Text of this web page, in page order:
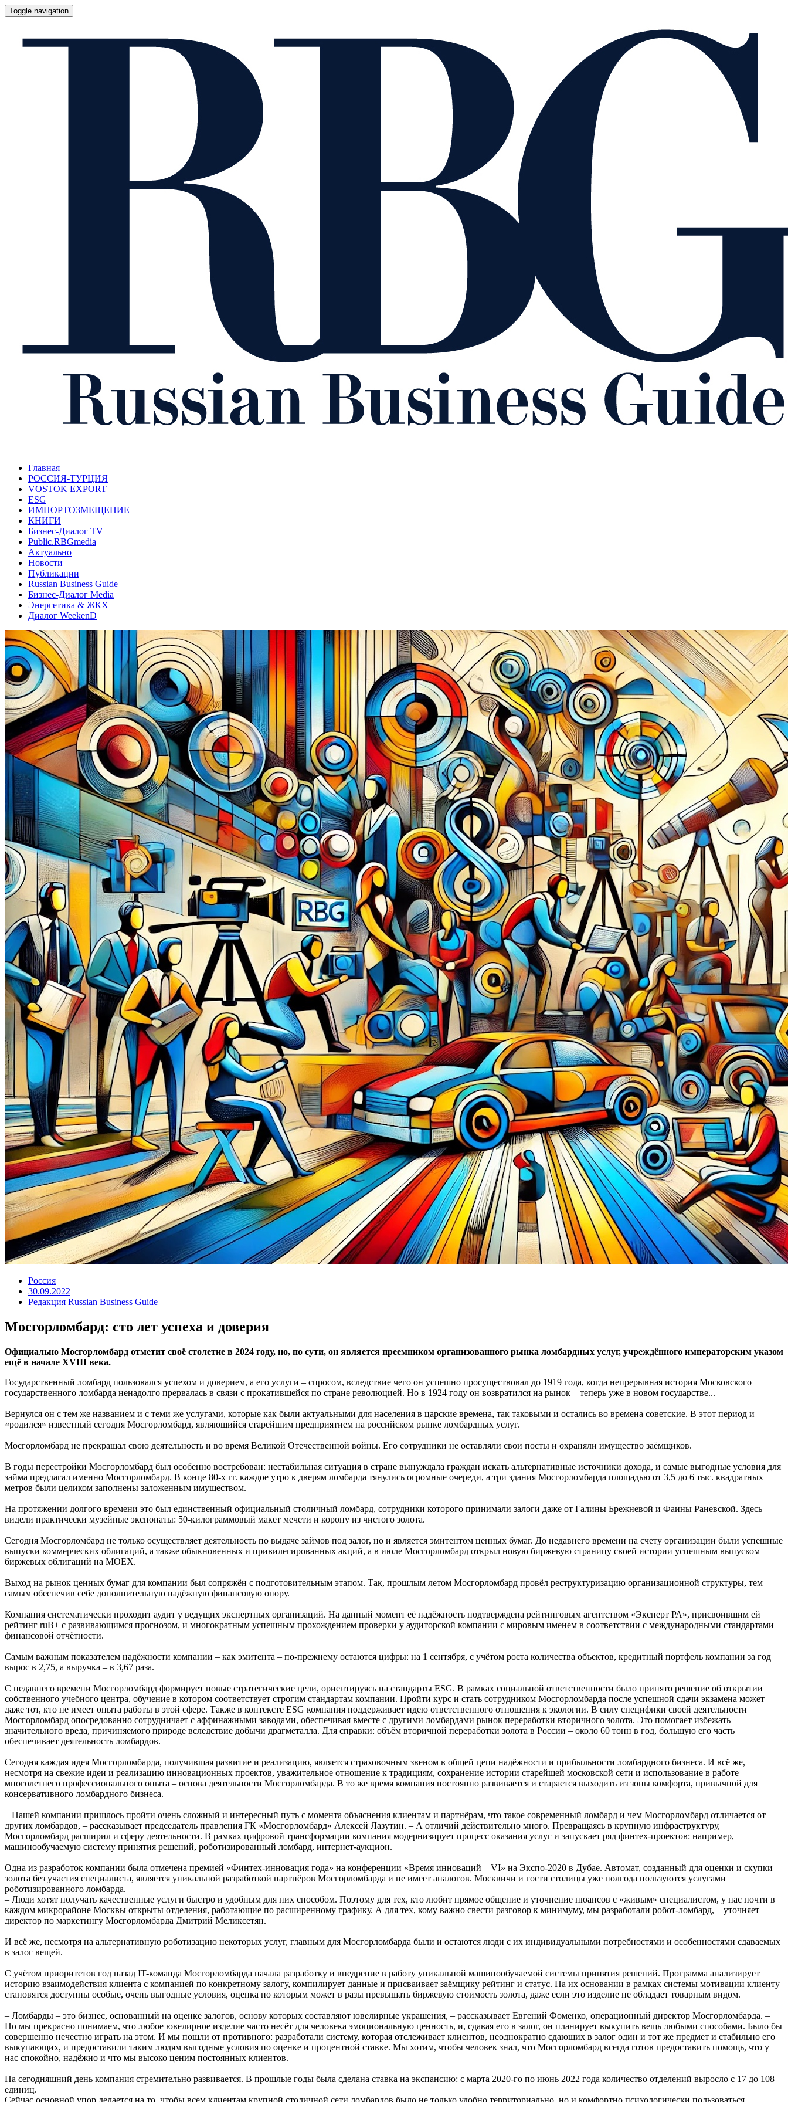
Toggle navigation
Главная
РОССИЯ-ТУРЦИЯ
VOSTOK EXPORT
ESG
ИМПОРТОЗМЕЩЕНИЕ
КНИГИ
Бизнес-Диалог TV
Public.RBGmedia
Актуально
Новости
Публикации
Russian Business Guide
Бизнес-Диалог Media
Энергетика & ЖКХ
Диалог WeekenD
Россия
30.09.2022
Редакция Russian Business Guide
Мосгорломбард: сто лет успеха и доверия
Официально Мосгорломбард отметит своё столетие в 2024 году, но, по сути, он является преемником организованного рынка ломбардных услуг, учреждённого императорским указом
ещё в начале XVIII века.
Государственный ломбард пользовался успехом и доверием, а его услуги – спросом, вследствие чего он успешно просуществовал до 1919 года, когда непрерывная история Московского
государственного ломбарда ненадолго прервалась в связи с прокатившейся по стране революцией. Но в 1924 году он возвратился на рынок – теперь уже в новом государстве...
Вернулся он с тем же названием и с теми же услугами, которые как были актуальными для населения в царские времена, так таковыми и остались во времена советские. В этот период и
«родился» известный сегодня Мосгорломбард, являющийся старейшим предприятием на российском рынке ломбардных услуг.
Мосгорломбард не прекращал свою деятельность и во время Великой Отечественной войны. Его сотрудники не оставляли свои посты и охраняли имущество заёмщиков.
В годы перестройки Мосгорломбард был особенно востребован: нестабильная ситуация в стране вынуждала граждан искать альтернативные источники дохода, и самые выгодные условия для
займа предлагал именно Мосгорломбард. В конце 80-х гг. каждое утро к дверям ломбарда тянулись огромные очереди, а три здания Мосгорломбарда площадью от 3,5 до 6 тыс. квадратных
метров были целиком заполнены заложенным имуществом.
На протяжении долгого времени это был единственный официальный столичный ломбард, сотрудники которого принимали залоги даже от Галины Брежневой и Фаины Раневской. Здесь
видели практически музейные экспонаты: 50-килограммовый макет мечети и корону из чистого золота.
Сегодня Мосгорломбард не только осуществляет деятельность по выдаче займов под залог, но и является эмитентом ценных бумаг. До недавнего времени на счету организации были успешные
выпуски коммерческих облигаций, а также обыкновенных и привилегированных акций, а в июле Мосгорломбард открыл новую биржевую страницу своей истории успешным выпуском
биржевых облигаций на МОЕХ.
Выход на рынок ценных бумаг для компании был сопряжён с подготовительным этапом. Так, прошлым летом Мосгорломбард провёл реструктуризацию организационной структуры, тем
самым обеспечив себе дополнительную надёжную финансовую опору.
Компания систематически проходит аудит у ведущих экспертных организаций. На данный момент её надёжность подтверждена рейтинговым агентством «Эксперт РА», присвоившим ей
рейтинг ruB+ с развивающимся прогнозом, и многократным успешным прохождением проверки у аудиторской компании с мировым именем в соответствии с международными стандартами
финансовой отчётности.
Самым важным показателем надёжности компании – как эмитента – по-прежнему остаются цифры: на 1 сентября, с учётом роста количества объектов, кредитный портфель компании за год
вырос в 2,75, а выручка – в 3,67 раза.
С недавнего времени Мосгорломбард формирует новые стратегические цели, ориентируясь на стандарты ESG. В рамках социальной ответственности было принято решение об открытии
собственного учебного центра, обучение в котором соответствует строгим стандартам компании. Пройти курс и стать сотрудником Мосгорломбарда после успешной сдачи экзамена может
даже тот, кто не имеет опыта работы в этой сфере. Также в контексте ESG компания поддерживает идею ответственного отношения к экологии. В силу специфики своей деятельности
Мосгорломбард опосредованно сотрудничает с аффинажными заводами, обеспечивая вместе с другими ломбардами рынок переработки вторичного золота. Это помогает избежать
значительного вреда, причиняемого природе вследствие добычи драгметалла. Для справки: объём вторичной переработки золота в России – около 60 тонн в год, большую его часть
обеспечивает деятельность ломбардов.
Сегодня каждая идея Мосгорломбарда, получившая развитие и реализацию, является страховочным звеном в общей цепи надёжности и прибыльности ломбардного бизнеса. И всё же,
несмотря на свежие идеи и реализацию инновационных проектов, уважительное отношение к традициям, сохранение истории старейшей московской сети и использование в работе
многолетнего профессионального опыта – основа деятельности Мосгорломбарда. В то же время компания постоянно развивается и старается выходить из зоны комфорта, привычной для
консервативного ломбардного бизнеса.
– Нашей компании пришлось пройти очень сложный и интересный путь с момента объяснения клиентам и партнёрам, что такое современный ломбард и чем Мосгорломбард отличается от
других ломбардов, – рассказывает председатель правления ГК «Мосгорломбард» Алексей Лазутин. – А отличий действительно много. Превращаясь в крупную инфраструктуру,
Мосгорломбард расширил и сферу деятельности. В рамках цифровой трансформации компания модернизирует процесс оказания услуг и запускает ряд финтех-проектов: например,
машинообучаемую систему принятия решений, роботизированный ломбард, интернет-аукцион.
Одна из разработок компании была отмечена премией «Финтех-инновация года» на конференции «Время инноваций – VI» на Экспо-2020 в Дубае. Автомат, созданный для оценки и скупки
золота без участия специалиста, является уникальной разработкой партнёров Мосгорломбарда и не имеет аналогов. Москвичи и гости столицы уже полгода пользуются услугами
роботизированного ломбарда.
– Люди хотят получать качественные услуги быстро и удобным для них способом. Поэтому для тех, кто любит прямое общение и уточнение нюансов с «живым» специалистом, у нас почти в
каждом микрорайоне Москвы открыты отделения, работающие по расширенному графику. А для тех, кому важно свести разговор к минимуму, мы разработали робот-ломбард, – уточняет
директор по маркетингу Мосгорломбарда Дмитрий Меликсетян.
И всё же, несмотря на альтернативную роботизацию некоторых услуг, главным для Мосгорломбарда были и остаются люди с их индивидуальными потребностями и особенностями сдаваемых
в залог вещей.
С учётом приоритетов год назад IT-команда Мосгорломбарда начала разработку и внедрение в работу уникальной машинообучаемой системы принятия решений. Программа анализирует
историю взаимодействия клиента с компанией по конкретному залогу, компилирует данные и присваивает заёмщику рейтинг и статус. На их основании в рамках системы мотивации клиенту
становятся доступны особые, очень выгодные условия, оценка по которым может в разы превышать биржевую стоимость золота, даже если это изделие не обладает товарным видом.
– Ломбарды – это бизнес, основанный на оценке залогов, основу которых составляют ювелирные украшения, – рассказывает Евгений Фоменко, операционный директор Мосгорломбарда. –
Но мы прекрасно понимаем, что любое ювелирное изделие часто несёт для человека эмоциональную ценность, и, сдавая его в залог, он планирует выкупить вещь любыми способами. Было бы
совершенно нечестно играть на этом. И мы пошли от противного: разработали систему, которая отслеживает клиентов, неоднократно сдающих в залог один и тот же предмет и стабильно его
выкупающих, и предоставили таким людям выгодные условия по оценке и процентной ставке. Мы хотим, чтобы человек знал, что Мосгорломбард всегда готов предоставить помощь, что у
нас спокойно, надёжно и что мы высоко ценим постоянных клиентов.
На сегодняшний день компания стремительно развивается. В прошлые годы была сделана ставка на экспансию: с марта 2020-го по июнь 2022 года количество отделений выросло с 17 до 108
единиц.
Сейчас основной упор делается на то, чтобы всем клиентам крупной столичной сети ломбардов было не только удобно территориально, но и комфортно психологически пользоваться